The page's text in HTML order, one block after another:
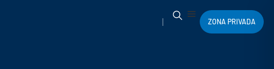
ZONA PRIVADA